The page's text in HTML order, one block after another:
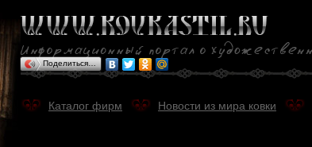
Поделиться…
Каталог фирм Новости из мира ковки